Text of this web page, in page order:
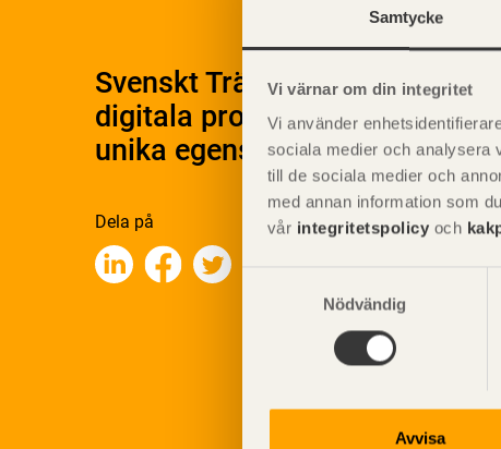
Samtycke
Vi värnar om din integritet
Vi använder
sociala medier och analysera
till de sociala medier och
med annan information som
vår integritetspolicy och
Nödvändig
Avvisa
Svenskt Träs Produktkatalog
digitala produktkatalog för att
unika egenskaper.
Dela på